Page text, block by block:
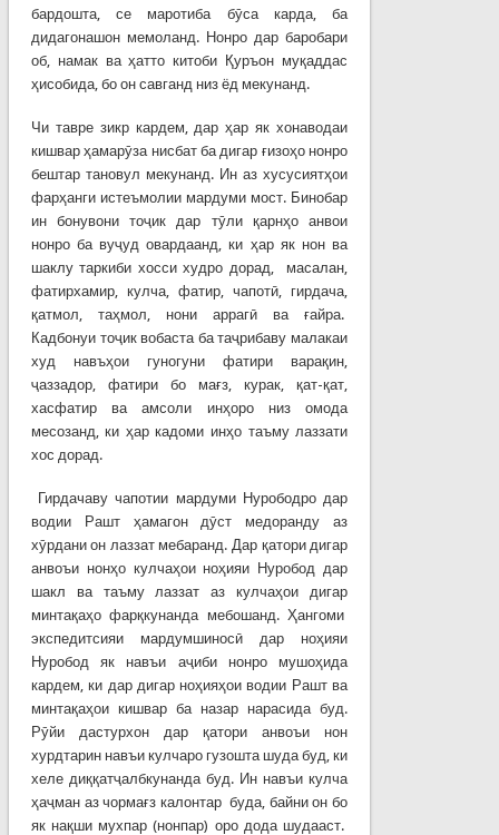
бардошта, се маротиба бӯса карда, ба
дидагонашон мемоланд. Нонро дар баробари
об, намак ва ҳатто китоби Қуръон муқаддас
ҳисобида, бо он савганд низ ёд мекунанд.
Чи тавре зикр кардем, дар ҳар як хонаводаи
кишвар ҳамарӯза нисбат ба дигар ғизоҳо нонро
бештар тановул мекунанд. Ин аз хусусиятҳои
фарҳанги истеъмолии мардуми мост. Бинобар
ин бонувони тоҷик дар тӯли қарнҳо анвои
нонро ба вуҷуд овардаанд, ки ҳар як нон ва
шаклу таркиби хосси худро дорад, масалан,
фатирхамир, кулча, фатир, чапотӣ, гирдача,
қатмол, таҳмол, нони аррагӣ ва ғайра.
Кадбонуи тоҷик вобаста ба таҷрибаву малакаи
худ навъҳои гуногуни фатири варақин,
ҷаззадор, фатири бо мағз, курак, қат-қат,
хасфатир ва амсоли инҳоро низ омода
месозанд, ки ҳар кадоми инҳо таъму лаззати
хос дорад.
Гирдачаву чапотии мардуми Нурободро дар
водии Рашт ҳамагон дӯст медоранду аз
хӯрдани он лаззат мебаранд. Дар қатори дигар
анвоъи нонҳо кулчаҳои ноҳияи Нуробод дар
шакл ва таъму лаззат аз кулчаҳои дигар
минтақаҳо фарқкунанда мебошанд. Ҳангоми
экспедитсияи мардумшиносӣ дар ноҳияи
Нуробод як навъи аҷиби нонро мушоҳида
кардем, ки дар дигар ноҳияҳои водии Рашт ва
минтақаҳои кишвар ба назар нарасида буд.
Рӯйи дастурхон дар қатори анвоъи нон
хурдтарин навъи кулчаро гузошта шуда буд, ки
хеле диққатҷалбкунанда буд. Ин навъи кулча
ҳаҷман аз чормағз калонтар буда, байни он бо
як нақши мухпар (нонпар) оро дода шудааст.